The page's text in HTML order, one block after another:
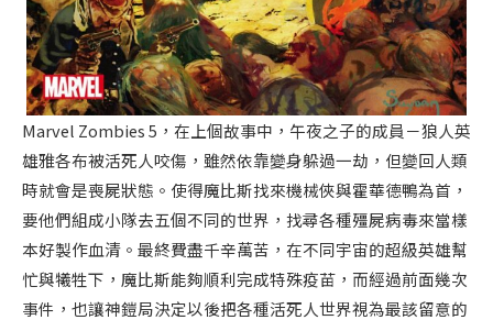
Marvel Zombies 5，在上個故事中，午夜之子的成員－狼人英
雄雅各布被活死人咬傷，雖然依靠變身躲過一劫，但變回人類
時就會是喪屍狀態。使得魔比斯找來機械俠與霍華德鴨為首，
要他們組成小隊去五個不同的世界，找尋各種殭屍病毒來當樣
本好製作血清。最終費盡千辛萬苦，在不同宇宙的超級英雄幫
忙與犧牲下，魔比斯能夠順利完成特殊疫苗，而經過前面幾次
事件，也讓神鎧局決定以後把各種活死人世界視為最該留意的